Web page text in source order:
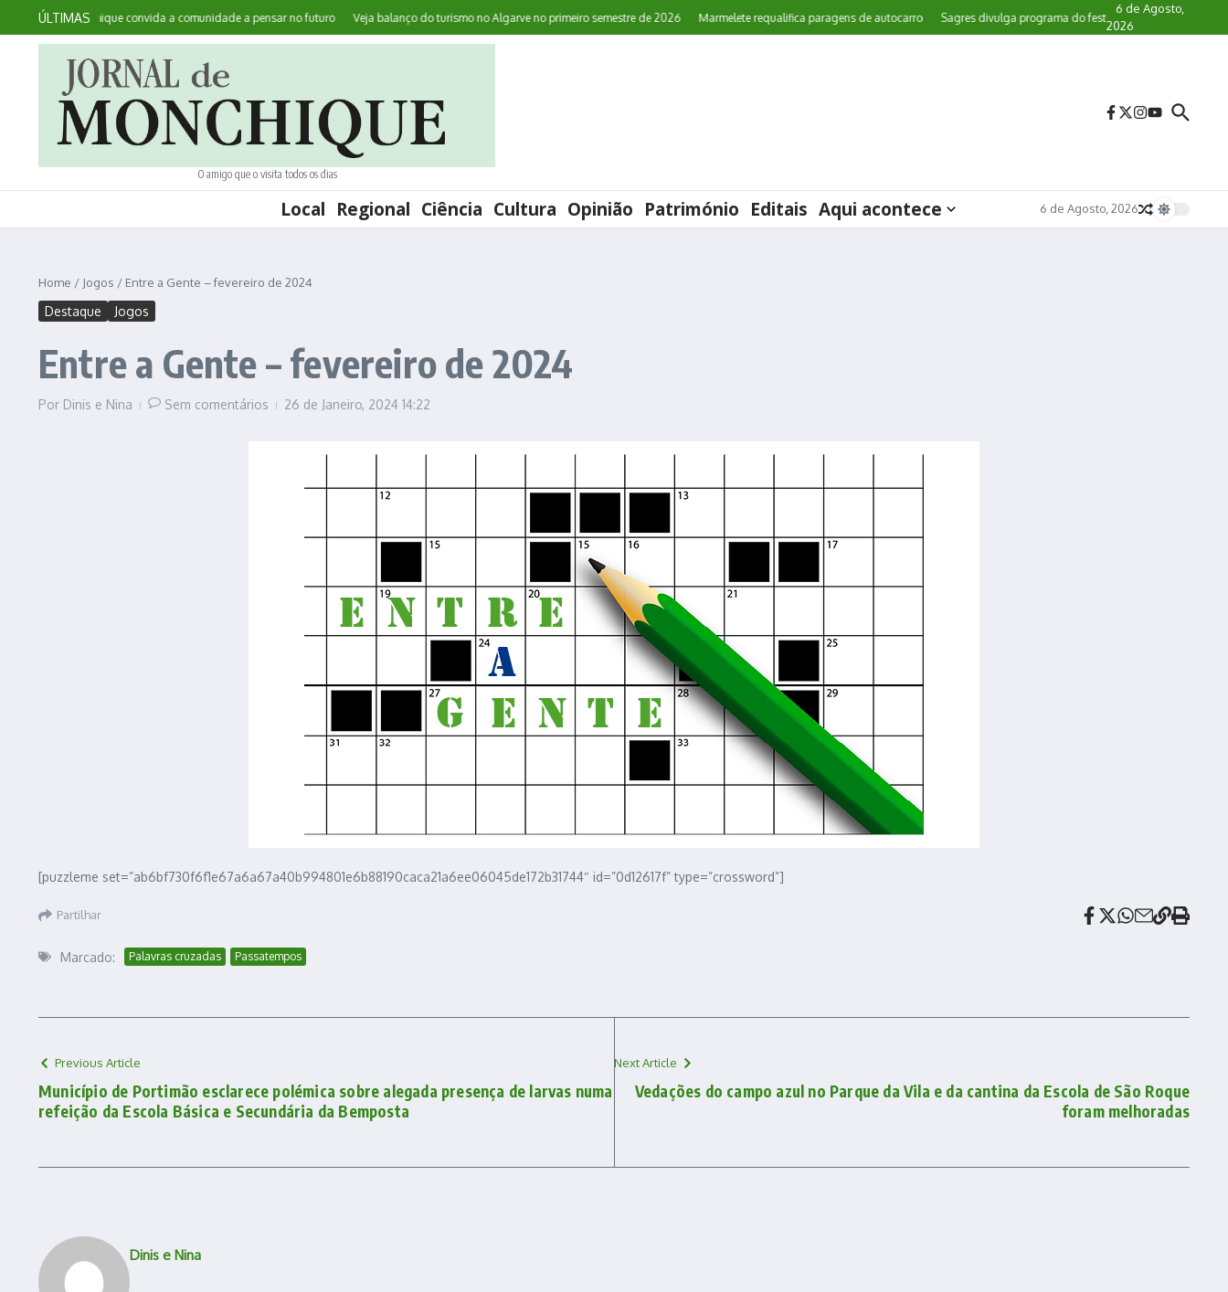
Ir para o conteúdo
ÚLTIMAS
Monchique convida a comunidade a pensar no futuro Veja balanço do turismo no Algarve no primeiro semestre de 2026 Marmelete requalifica paragens de autocarro Sagres divulga programa do festival de observação de aves
6 de Agosto,
2026
O amigo que o visita todos os dias
Local Regional Ciência Cultura Opinião Património Editais Aqui acontece 6 de Agosto, 2026
Home / Jogos / Entre a Gente – fevereiro de 2024
Destaque Jogos
Entre a Gente – fevereiro de 2024
Por Dinis e Nina Sem comentários 26 de Janeiro, 2024 14:22
[puzzleme set=”ab6bf730f6f1e67a6a67a40b994801e6b88190caca21a6ee06045de172b31744″ id=”0d12617f” type=”crossword”]
Partilhar
Marcado: Palavras cruzadas Passatempos
Previous Article
Município de Portimão esclarece polémica sobre alegada presença de larvas numa
refeição da Escola Básica e Secundária da Bemposta
Next Article
Vedações do campo azul no Parque da Vila e da cantina da Escola de São Roque
foram melhoradas
Dinis e Nina